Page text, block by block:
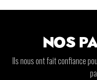
NOS
Ils nous ont fait confiance